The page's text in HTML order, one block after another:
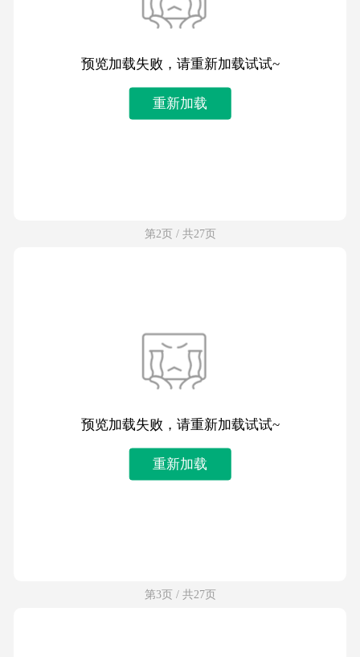
预览加载失败，请重新加载试试~
重新加载
第2页 / 共27页
预览加载失败，请重新加载试试~
重新加载
第3页 / 共27页